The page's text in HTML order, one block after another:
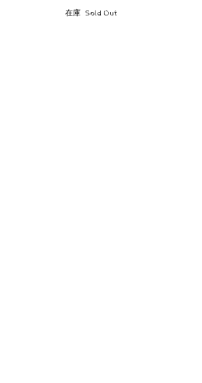
在庫 Sold Out